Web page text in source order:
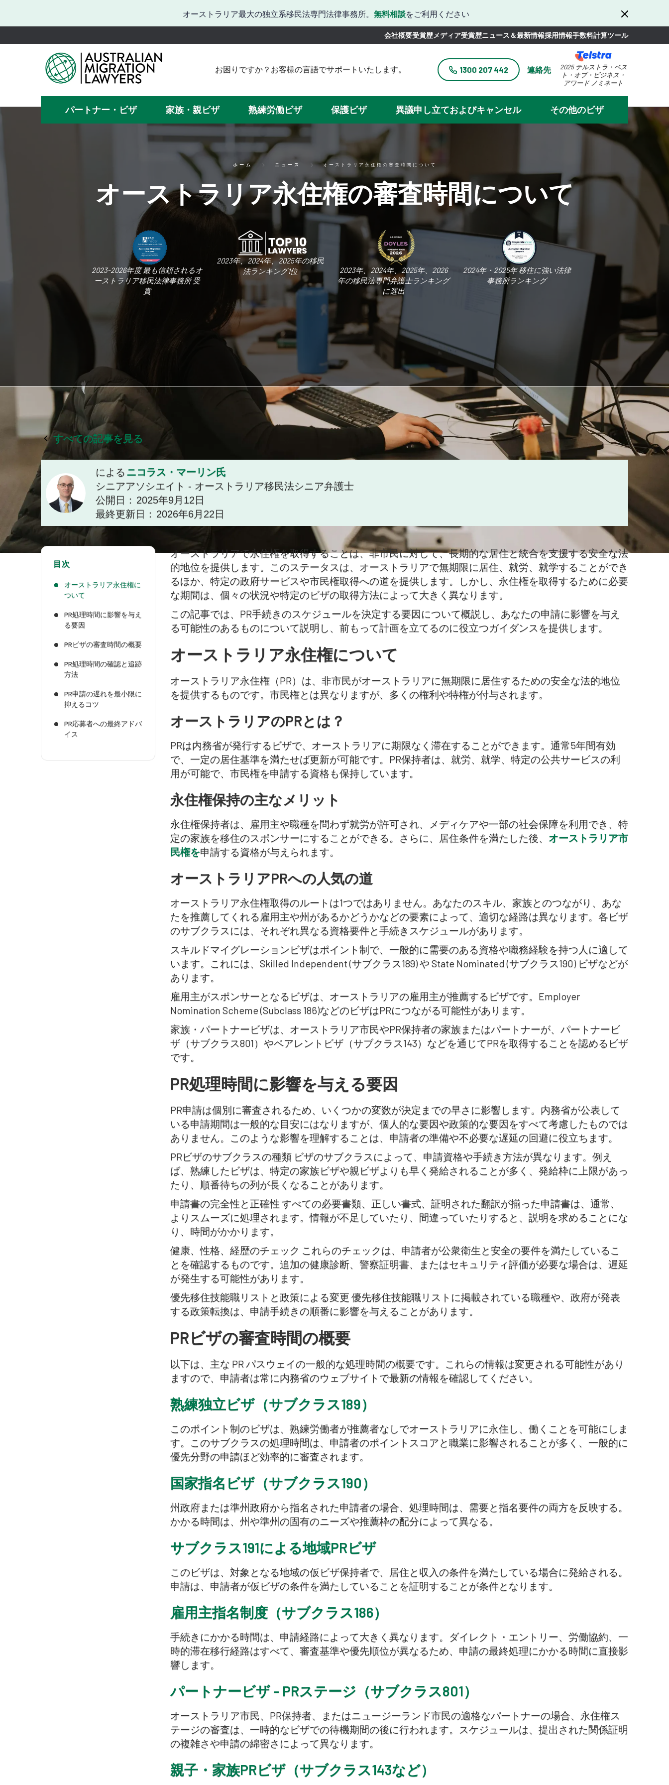
オーストラリア最大の独立系移民法専門法律事務所。無料相談をご利用ください
会社概要受賞歴メディア受賞歴ニュース＆最新情報採用情報手数料計算ツール
お困りですか？お客様の言語でサポートいたします。
ビザの手続きでお困りですか？スペイン語でサポートいたします。
当サイトではベトナム語に対応しています。
1300 207 442 連絡先
2025 テルストラ・ベス
ト・オブ・ビジネス・
アワード ノミネート
パートナー・ビザ 家族・親ビザ 熟練労働ビザ 保護ビザ 異議申し立ておよびキャンセル その他のビザ
ホーム ニュース オーストラリア永住権の審査時間について
オーストラリア永住権の審査時間について
2023-2026年度 最も信頼されるオ
ーストラリア移民法律事務所 受
賞
2023年、2024年、2025年の移民
法ランキング1位
2023年、2024年、2025年、2026
年の移民法専門弁護士ランキング
に選出
2024年・2025年 移住に強い法律
事務所ランキング
すべての記事を見る
による ニコラス・マーリン氏
シニアアソシエイト - オーストラリア移民法シニア弁護士
公開日： 2025年9月12日
最終更新日： 2026年6月22日
目次
オーストラリア永住権に
ついて
PR処理時間に影響を与え
る要因
PRビザの審査時間の概要
PR処理時間の確認と追跡
方法
PR申請の遅れを最小限に
抑えるコツ
PR応募者への最終アドバ
イス
オーストラリアで永住権を取得することは、非市民に対して、長期的な居住と統合を支援する安全な法
的地位を提供します。このステータスは、オーストラリアで無期限に居住、就労、就学することができ
るほか、特定の政府サービスや市民権取得への道を提供します。しかし、永住権を取得するために必要
な期間は、個々の状況や特定のビザの取得方法によって大きく異なります。
この記事では、PR手続きのスケジュールを決定する要因について概説し、あなたの申請に影響を与え
る可能性のあるものについて説明し、前もって計画を立てるのに役立つガイダンスを提供します。
オーストラリア永住権について
オーストラリア永住権（PR）は、非市民がオーストラリアに無期限に居住するための安全な法的地位
を提供するものです。市民権とは異なりますが、多くの権利や特権が付与されます。
オーストラリアのPRとは？
PRは内務省が発行するビザで、オーストラリアに期限なく滞在することができます。通常5年間有効
で、一定の居住基準を満たせば更新が可能です。PR保持者は、就労、就学、特定の公共サービスの利
用が可能で、市民権を申請する資格も保持しています。
永住権保持の主なメリット
永住権保持者は、雇用主や職種を問わず就労が許可され、メディケアや一部の社会保障を利用でき、特
定の家族を移住のスポンサーにすることができる。さらに、居住条件を満たした後、 オーストラリア市
民権を申請する資格が与えられます。
オーストラリアPRへの人気の道
オーストラリア永住権取得のルートは1つではありません。あなたのスキル、家族とのつながり、あな
たを推薦してくれる雇用主や州があるかどうかなどの要素によって、適切な経路は異なります。各ビザ
のサブクラスには、それぞれ異なる資格要件と手続きスケジュールがあります。
スキルドマイグレーションビザはポイント制で、一般的に需要のある資格や職務経験を持つ人に適して
います。これには、Skilled Independent (サブクラス189) や State Nominated (サブクラス190) ビザなどが
あります。
雇用主がスポンサーとなるビザは、オーストラリアの雇用主が推薦するビザです。Employer
Nomination Scheme (Subclass 186)などのビザはPRにつながる可能性があります。
家族・パートナービザは、オーストラリア市民やPR保持者の家族またはパートナーが、パートナービ
ザ（サブクラス801）やペアレントビザ（サブクラス143）などを通じてPRを取得することを認めるビザ
です。
PR処理時間に影響を与える要因
PR申請は個別に審査されるため、いくつかの変数が決定までの早さに影響します。内務省が公表して
いる申請期間は一般的な目安にはなりますが、個人的な要因や政策的な要因をすべて考慮したものでは
ありません。このような影響を理解することは、申請者の準備や不必要な遅延の回避に役立ちます。
PRビザのサブクラスの種類 ビザのサブクラスによって、申請資格や手続き方法が異なります。例え
ば、熟練したビザは、特定の家族ビザや親ビザよりも早く発給されることが多く、発給枠に上限があっ
たり、順番待ちの列が長くなることがあります。
申請書の完全性と正確性 すべての必要書類、正しい書式、証明された翻訳が揃った申請書は、通常、
よりスムーズに処理されます。情報が不足していたり、間違っていたりすると、説明を求めることにな
り、時間がかかります。
健康、性格、経歴のチェック これらのチェックは、申請者が公衆衛生と安全の要件を満たしているこ
とを確認するものです。追加の健康診断、警察証明書、またはセキュリティ評価が必要な場合は、遅延
が発生する可能性があります。
優先移住技能職リストと政策による変更 優先移住技能職リストに掲載されている職種や、政府が発表
する政策転換は、申請手続きの順番に影響を与えることがあります。
PRビザの審査時間の概要
以下は、主な PR パスウェイの一般的な処理時間の概要です。これらの情報は変更される可能性があり
ますので、申請者は常に内務省のウェブサイトで最新の情報を確認してください。
熟練独立ビザ（サブクラス189）
このポイント制のビザは、熟練労働者が推薦者なしでオーストラリアに永住し、働くことを可能にしま
す。このサブクラスの処理時間は、申請者のポイントスコアと職業に影響されることが多く、一般的に
優先分野の申請ほど効率的に審査されます。
国家指名ビザ（サブクラス190）
州政府または準州政府から指名された申請者の場合、処理時間は、需要と指名要件の両方を反映する。
かかる時間は、州や準州の固有のニーズや推薦枠の配分によって異なる。
サブクラス191による地域PRビザ
このビザは、対象となる地域の仮ビザ保持者で、居住と収入の条件を満たしている場合に発給される。
申請は、申請者が仮ビザの条件を満たしていることを証明することが条件となります。
雇用主指名制度（サブクラス186）
手続きにかかる時間は、申請経路によって大きく異なります。ダイレクト・エントリー、労働協約、一
時的滞在移行経路はすべて、審査基準や優先順位が異なるため、申請の最終処理にかかる時間に直接影
響します。
パートナービザ - PRステージ（サブクラス801）
オーストラリア市民、PR保持者、またはニュージーランド市民の適格なパートナーの場合、永住権ス
テージの審査は、一時的なビザでの待機期間の後に行われます。スケジュールは、提出された関係証明
の複雑さや申請の綿密さによって異なります。
親子・家族PRビザ（サブクラス143など）